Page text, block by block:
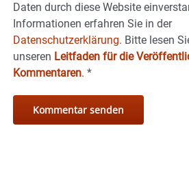
Daten durch diese Website
Informationen erfahren Sie in der
Datenschutzerklärung. Bitte lesen
unseren Leitfaden für die
Kommentaren. *